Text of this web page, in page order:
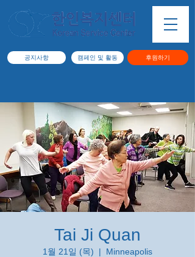
공지사항 캠페인 및 활동 후원하기
Tai Ji Quan
1월 21일 (목)
  |
Minneapolis